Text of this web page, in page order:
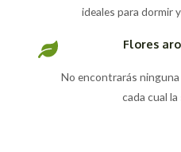
ideales para dormir
Flores
No encontrarás ninguna
cada cual